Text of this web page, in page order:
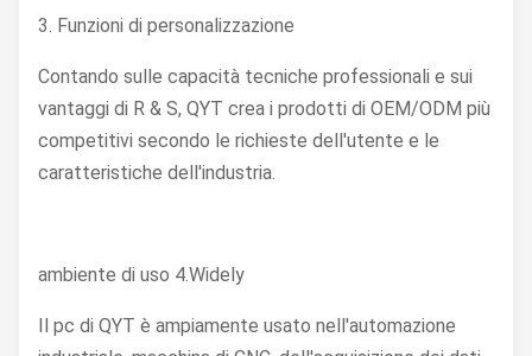
3. Funzioni di personalizzazione
Contando sulle capacità tecniche professionali e sui
vantaggi di R & S, QYT crea i prodotti di OEM/ODM più
competitivi secondo le richieste dell'utente e le
caratteristiche dell'industria.
ambiente di uso 4.Widely
Il pc di QYT è ampiamente usato nell'automazione